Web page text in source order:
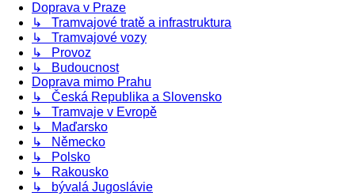
Doprava v Praze
↳ Tramvajové tratě a infrastruktura
↳ Tramvajové vozy
↳ Provoz
↳ Budoucnost
Doprava mimo Prahu
↳ Česká Republika a Slovensko
↳ Tramvaje v Evropě
↳ Maďarsko
↳ Německo
↳ Polsko
↳ Rakousko
↳ bývalá Jugoslávie